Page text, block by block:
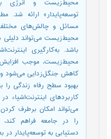
محیط‌زیست و انرژی
توسعه‌پایدار» ارائه شد.
مسائل و چالش‌های
محیط‌زیست می‌تواند دلیلی
باشد. به‌کارگیری
محیط‌زیست، موجب
کاهش جنگل‌زدایی می‌شود و
بهبود سطح رفاه زندگی را
کاربردهای اینترنت‌اشیاء
می‌تواند امکان برطرف
را در جامعه فراهم کند،
دستیابی به توسعه‌پایدار